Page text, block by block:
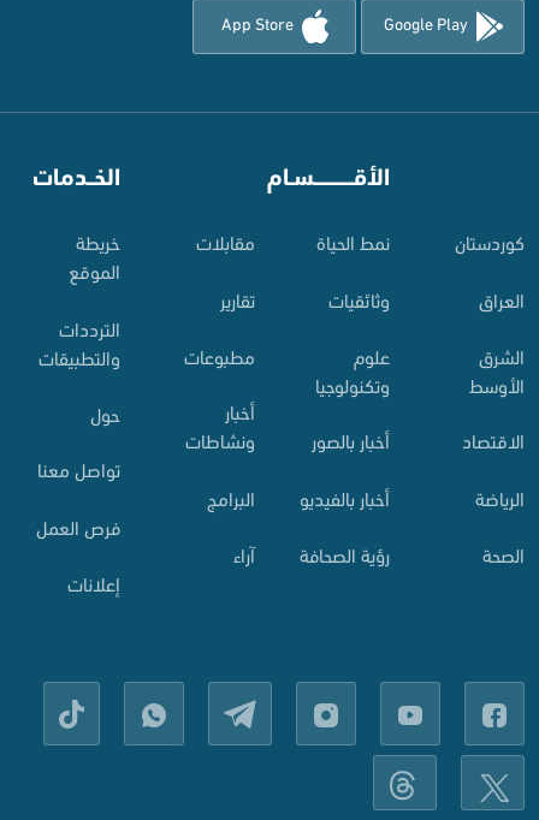
Google Play
App Store
کوردستان
العراق
الشرق
الأوسط
الاقتصاد
الرياضة
الصحة
الأقـــــــــــسـام
نمط الحياة
وثائقيات
علوم
وتكنولوجيا
أخبار بالصور
أخبار بالفيديو
رؤية الصحافة
مقابلات
تقارير
مطبوعات
أخبار
ونشاطات
البرامج
آراء
الخــدمات
خريطة
الموقع
الترددات
والتطبيقات
حول
تواصل معنا
فرص العمل
إعلانات